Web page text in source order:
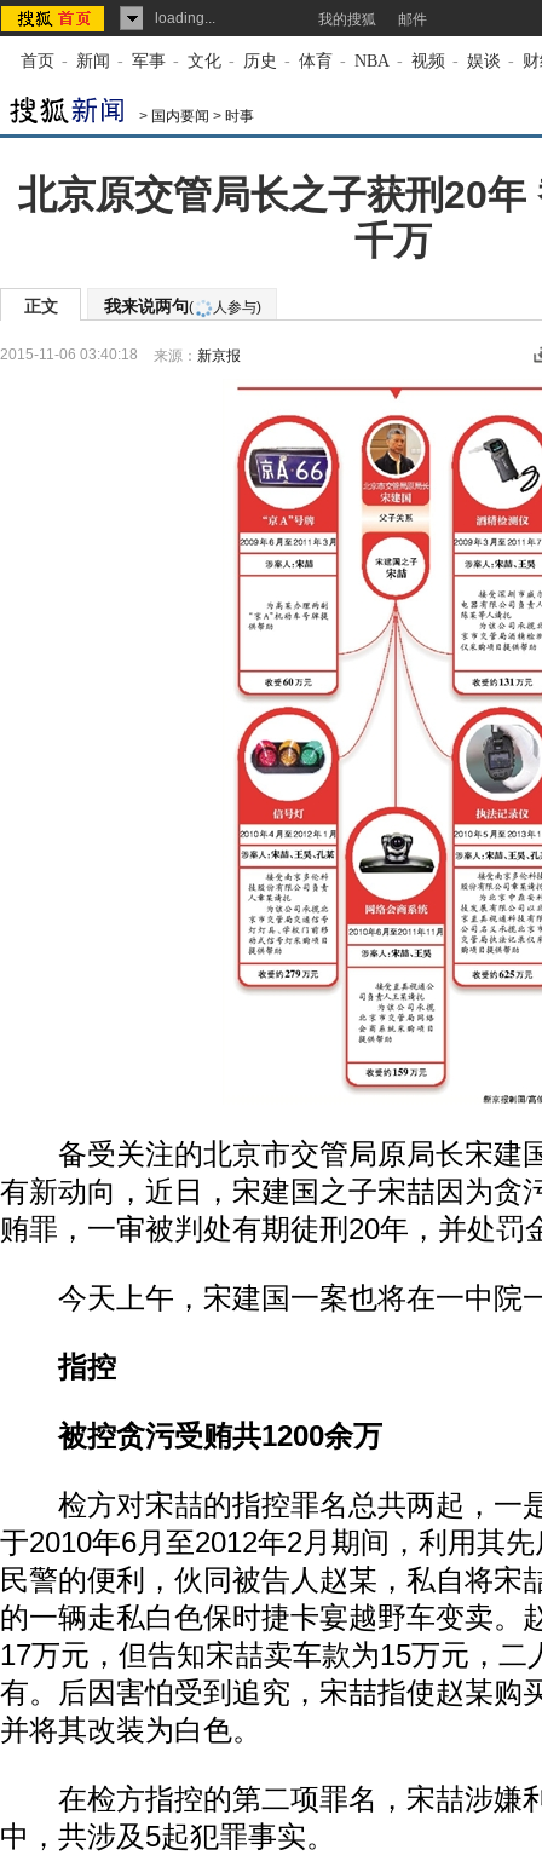
loading... 我的搜狐 邮件
首页 - 新闻 - 军事 - 文化 - 历史 - 体育 - NBA - 视频 - 娱谈 -
> 国内要闻 > 时事
北京原交管局长之子获刑20年
千万
正文 我来说两句( 人参与)
2015-11-06 03:40:18 来源： 新京报
备受关注的北京市交管局原局长宋建
有新动向，近日，宋建国之子宋喆因为贪
贿罪，一审被判处有期徒刑20年，并处罚
今天上午，宋建国一案也将在一中院
指控
被控贪污受贿共1200余万
检方对宋喆的指控罪名总共两起，一
于2010年6月至2012年2月期间，利用其
民警的便利，伙同被告人赵某，私自将宋
的一辆走私白色保时捷卡宴越野车变卖。
17万元，但告知宋喆卖车款为15万元，二
有。后因害怕受到追究，宋喆指使赵某购
并将其改装为白色。
在检方指控的第二项罪名，宋喆涉嫌
中，共涉及5起犯罪事实。